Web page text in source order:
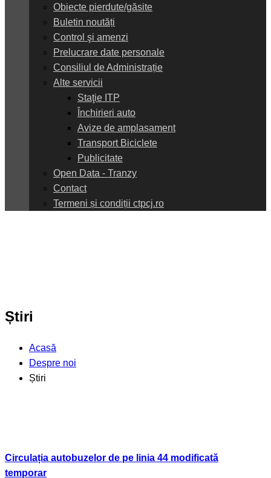
Obiecte pierdute/găsite
Buletin noutăți
Control şi amenzi
Prelucrare date personale
Consiliul de Administrație
Alte servicii
Staţie ITP
Închirieri auto
Avize de amplasament
Transport Biciclete
Publicitate
Open Data - Tranzy
Contact
Termeni și condiții ctpcj.ro
Știri
Acasă
Despre noi
Știri
Circulația autobuzelor de pe linia 44 modificată
temporar